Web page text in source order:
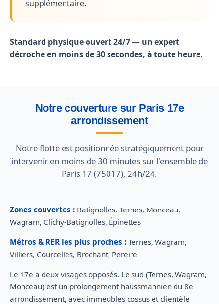
supplémentaire.
Standard physique ouvert 24/7 — un expert
décroche en moins de 30 secondes, à toute heure.
Notre couverture sur Paris 17e
arrondissement
Notre flotte est positionnée stratégiquement pour
intervenir en moins de 30 minutes sur l'ensemble de
Paris 17 (75017), 24h/24.
Zones couvertes : Batignolles, Ternes, Monceau,
Wagram, Clichy-Batignolles, Épinettes
Métros & RER les plus proches : Ternes, Wagram,
Villiers, Courcelles, Brochant, Pereire
Le 17e a deux visages opposés. Le sud (Ternes, Wagram,
Monceau) est un prolongement haussmannien du 8e
arrondissement, avec immeubles cossus et clientèle